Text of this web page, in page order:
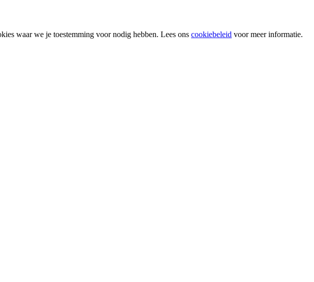
waar we je toestemming voor nodig hebben. Lees ons cookiebeleid voor meer informatie.